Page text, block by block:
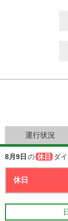
運行状況
8月9日 の 休日 ダ